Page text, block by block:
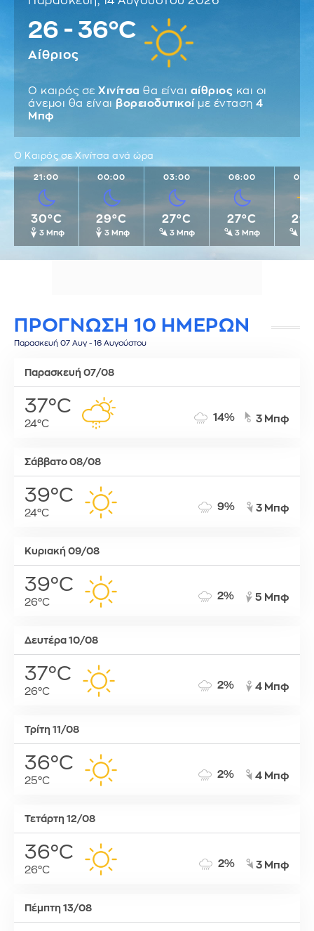
26 - 36°C
Αίθριος
Ο καιρός σε Χινίτσα θα είναι αίθριος και οι
άνεμοι θα είναι βορειοδυτικοί με ένταση 4
Μπφ
Ο Καιρός σε Χινίτσα ανά ώρα
21:00
30°C
3 Μπφ
00:00
29°C
3 Μπφ
03:00
27°C
3 Μπφ
06:00
27°C
3 Μπφ
ΠΡΟΓΝΩΣΗ 10 ΗΜΕΡΩΝ
Παρασκευή 07 Αυγ - 16 Αυγούστου
Παρασκευή 07/08
37°C
24°C
14% 3 Μπφ
Σάββατο 08/08
39°C
24°C
9% 3 Μπφ
Κυριακή 09/08
39°C
26°C
2% 5 Μπφ
Δευτέρα 10/08
37°C
26°C
2% 4 Μπφ
Τρίτη 11/08
36°C
25°C
2% 4 Μπφ
Τετάρτη 12/08
36°C
26°C
2% 3 Μπφ
Πέμπτη 13/08